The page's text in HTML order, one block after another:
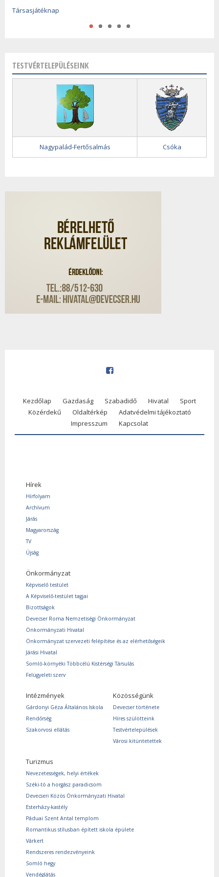
Társasjátéknap
A magyar kultúra napja
TESTVÉRTELEPÜLÉSEINK
Nagypalád-Fertősalmás Csóka
Kezdőlap Gazdaság Szabadidő Hivatal
Sport
Közérdekű
Oldaltérkép
Adatvédelmi tájékoztató
Impresszum
Kapcsolat
Hírek
Hírfolyam
Archívum
Járás
Magyarország
TV
Újság
Önkormányzat
Képviselő testület
A Képviselő-testület tagjai
Bizottságok
Devecser Roma Nemzetiségi Önkormányzat
Önkormányzati Hivatal
Önkormányzat szervezeti felépítése és az elérhetőségeik
Járási Hivatal
Somló-környéki Többcélú Kistérségi Társulás
Felügyeleti szerv
Intézmények
Gárdonyi Géza Általános Iskola
Rendőrség
Szakorvosi ellátás
Közösségünk
Devecser története
Híres szülötteink
Testvértelepülések
Városi kitüntetettek
Turizmus
Nevezetességek, helyi értékek
Széki-tó a horgász paradicsom
Devecseri Közös Önkormányzati Hivatal
Esterházy-kastély
Páduai Szent Antal templom
Romantikus stílusban épített iskola épülete
Várkert
Rendszeres rendezvényeink
Somló hegy
Vendéglátás